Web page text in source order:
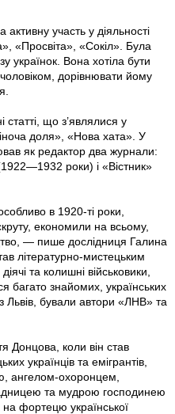
активну участь у діяльності
«Просвіта», «Сокіл». Була
українок. Вона хотіла бути
дорівнювати йому
статті, що з’являлися у
доля», «Нова хата». У
як редактор два журнали:
роки) і «Вістник»
в 1920-ті роки,
економили на всьому,
— пише дослідниця Галина
літературно-мистецьким
та колишні військовики,
багато знайомих, українських
Львів, бували автори «ЛНВ» та
Донцова, коли він став
українців та емігрантів,
ангелом-охоронцем,
та мудрою господинею
фортецю української